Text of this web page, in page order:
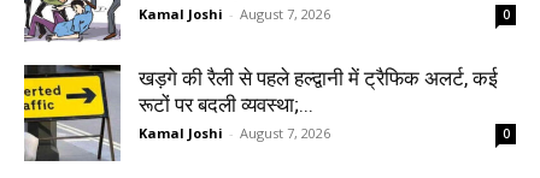
Kamal Joshi - August 7, 2026 0
खड़गे की रैली से पहले हल्द्वानी में ट्रैफिक अलर्ट, कई
रूटों पर बदली व्यवस्था;...
Kamal Joshi - August 7, 2026 0